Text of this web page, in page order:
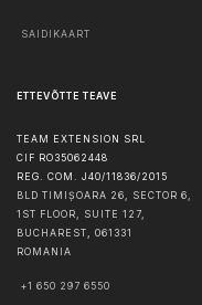
SAIDIKAART
ETTEVÕTTE TEAVE
TEAM EXTENSION SRL
CIF RO35062448
REG. COM. J40/11836/2015
BLD TIMIȘOARA 26, SECTOR 6,
1ST FLOOR, SUITE 127,
BUCHAREST, 061331
ROMANIA
+1 650 297 6550